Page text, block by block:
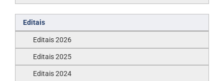
Editais
Editais 2026
Editais 2025
Editais 2024